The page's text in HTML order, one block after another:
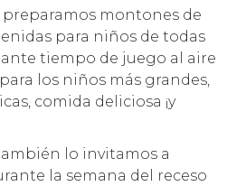
preparamos montones de
para niños de todas
tiempo de juego al aire
los niños más grandes,
comida deliciosa ¡y
lo invitamos a
la semana del receso